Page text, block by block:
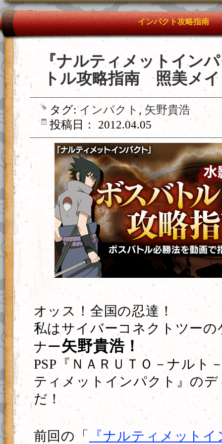
インパクト攻略指南
『ナルティメットイン
トル攻略指南 照美メ
タグ:インパクト , 矢野貴浩
投稿日： 2012.04.05
オッス！全国の忍達！
私はサイバーコネクトツー
ナー矢野貴浩！
PSP『ＮＡＲＵＴＯ－ナル
ティメットインパクト』の
だ！
前回の「
『ナルティメット